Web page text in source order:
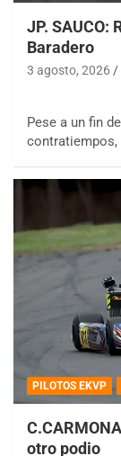
JP. SAUCO:
Baradero
3 agosto, 2026
Pese a un fin
contratiempos,
PILOTOS EKVP
otro podio